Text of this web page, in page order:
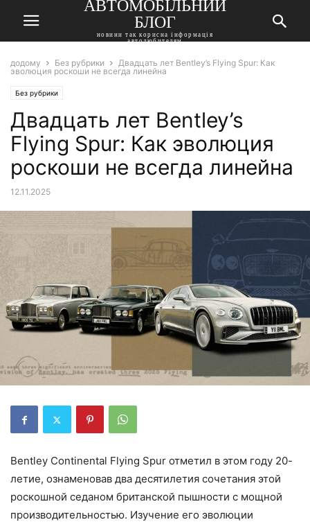
АВТОМОБІЛЬНИЙ
БЛОГ
новини так корисна інформація
автолюбителям
додому Без рубрики
Двадцать лет Bentley’s Flying Spur: Как
эволюция роскоши не всегда линейна
Без рубрики
Двадцать лет Bentley’s
Flying Spur: Как эволюция
роскоши не всегда линейна
12.11.2025
Bentley Continental Flying Spur отметил в этом году 20-
летие, ознаменовав два десятилетия сочетания этой
роскошной седаном британской пышности с мощной
производительностью. Изучение его эволюции